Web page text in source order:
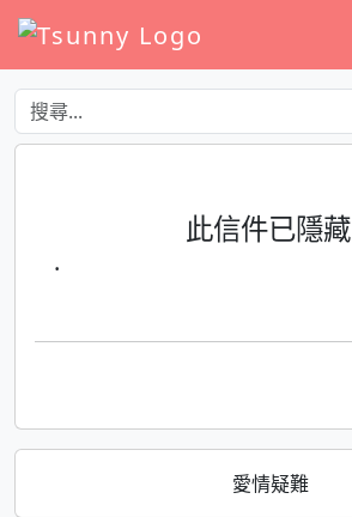
愛情疑難
此信件已隱藏
·